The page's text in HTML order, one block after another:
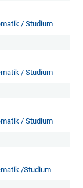
/ Studium
/ Studium
/ Studium
/Studium